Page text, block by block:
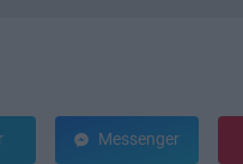
Messenger